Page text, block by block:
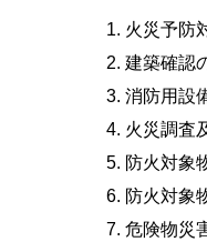
火災予防
建築確認
消防用設
火災調査
防火対象
防火対象
危険物災